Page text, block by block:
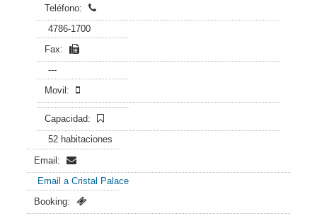
Teléfono:
4786-1700
Fax:
---
Movil:
Capacidad:
52 habitaciones
Email:
Email a Cristal Palace
Booking: